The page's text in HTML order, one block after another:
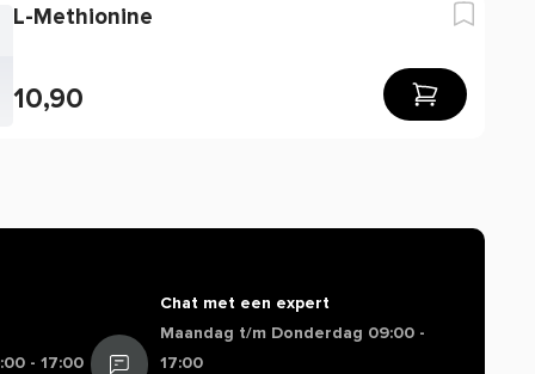
L-Methionine
10,90
- 17:00
Chat met een expert
Maandag t/m Donderdag 09:00 -
17:00